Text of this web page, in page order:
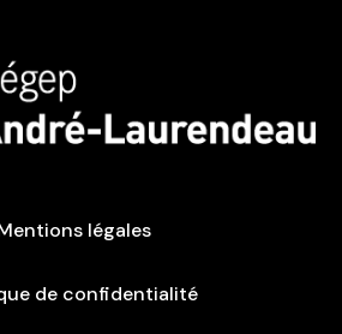
légales
de confidentialité